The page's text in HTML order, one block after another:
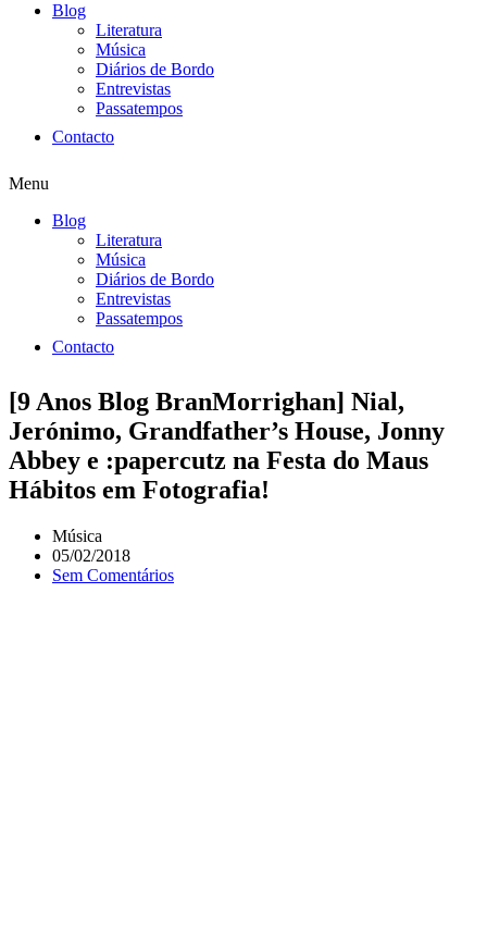
Blog
Literatura
Música
Diários de Bordo
Entrevistas
Passatempos
Contacto
Menu
Blog
Literatura
Música
Diários de Bordo
Entrevistas
Passatempos
Contacto
[9 Anos Blog BranMorrighan] Nial,
Jerónimo, Grandfather’s House, Jonny
Abbey e :papercutz na Festa do Maus
Hábitos em Fotografia!
Música
05/02/2018
Sem Comentários